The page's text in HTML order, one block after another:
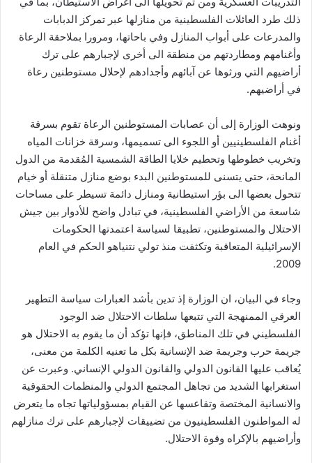
ذلك طرد العائلات الفلسطينية من منازلها عبر تمركز الدبابات
والمدرعات على أبواب المنازل وفي باحاتها، ومرورا بملاحقة الرعاة
وأغنامهم ومطاردتهم من منطقة الى أخرى لإجبارهم على ترك
أراضيهم التي ورثوها عن آبائهم وأجدادهم لإحلال مستوطنين رعاة
في أراضيهم.
ونوهت الوزارة إلى أن عصابات المستوطنين الرعاة تقوم بسرقة
أغنام الفلسطينيين أو اللجوء الى تسميمها، وسرقة خزانات المياه
وتخريب خطوطها وتحطيم خلايا الطاقة الشمسية المُقدمة من الدول
المانحة، حتى يتسنى للمستوطنين البدء بوضع منازل متنقلة أو خيام
تتحول بعضها الى بؤر استيطانية ومنازل دائمة تسيطر على مساحات
شاسعة من الأراضي الفلسطينية، في تبادل واضح للأدوار بين جيش
الاحتلال والمستوطنين، تطبيقا لسياسة اعتمدتها الحكومات
الإسرائيلية المتعاقبة وتكثفت منذ تولي نتنياهو الحكم في العام
2009.
وجاء في البيان، ان الوزارة إذ تدين بأشد العبارات سياسة التطهير
العرقي الممنهجة التي تتبعها سلطات الاحتلال ضد الوجود
الفلسطيني في تلك المناطق، فإنها تؤكد أن ما يقوم به الاحتلال هو
جريمة حرب وجريمة ضد الإنسانية بكل ما تعنيه الكلمة من معنى،
يُعاقب عليها القانون الدولي والقانون الدولي الإنساني. وعبرت عن
استغرابها الشديد من تجاهل المجتمع الدولي والمنظمات الحقوقية
والانسانية المختصة وتقاعسها عن القيام بمسؤولياتها تجاه ما يتعرض
له المواطنون الفلسطينيون من تضييقات لإجبارهم على ترك منازلهم
وأراضيهم بالإكراه وقوة الاحتلال.